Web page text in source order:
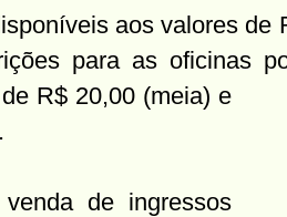
aos valores de
para as oficinas
R$ 20,00 (meia) e
de ingressos